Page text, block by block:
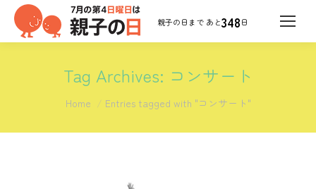
348日
Tag Archives: コンサート
You are here:
Home Entries tagged with "コンサート"